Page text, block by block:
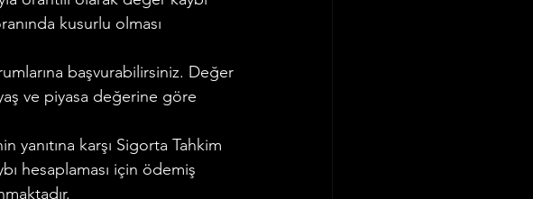
kusurlu olması
başvurabilirsiniz. Değer
ve piyasa değerine göre
karşı Sigorta Tahkim
hesaplaması için ödemiş